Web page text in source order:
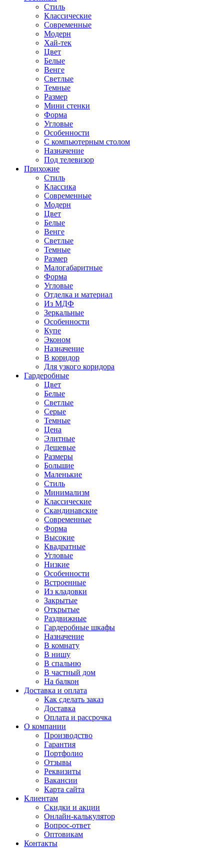
Стиль
Классические
Современные
Модерн
Хай-тек
Цвет
Белые
Венге
Светлые
Темные
Размер
Мини стенки
Форма
Угловые
Особенности
С компьютерным столом
Назначение
Под телевизор
Прихожие
Стиль
Классика
Современные
Модерн
Цвет
Белые
Венге
Светлые
Темные
Размер
Малогабаритные
Форма
Угловые
Отделка и материал
Из МДФ
Зеркальные
Особенности
Купе
Эконом
Назначение
В коридор
Для узкого коридора
Гардеробные
Цвет
Белые
Светлые
Серые
Темные
Цена
Элитные
Дешевые
Размеры
Большие
Маленькие
Стиль
Минимализм
Классические
Скандинавские
Современные
Форма
Высокие
Квадратные
Угловые
Низкие
Особенности
Встроенные
Из кладовки
Закрытые
Открытые
Раздвижные
Гардеробные шкафы
Назначение
В комнату
В нишу
В спальню
В частный дом
На балкон
Доставка и оплата
Как сделать заказ
Доставка
Оплата и рассрочка
О компании
Производство
Гарантия
Портфолио
Отзывы
Реквизиты
Вакансии
Карта сайта
Клиентам
Скидки и акции
Онлайн-калькулятор
Вопрос-ответ
Оптовикам
Контакты